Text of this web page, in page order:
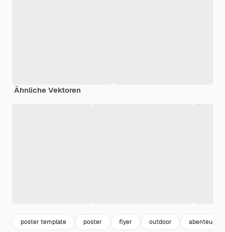
Ähnliche Vektoren
poster template poster flyer outdoor abenteuer